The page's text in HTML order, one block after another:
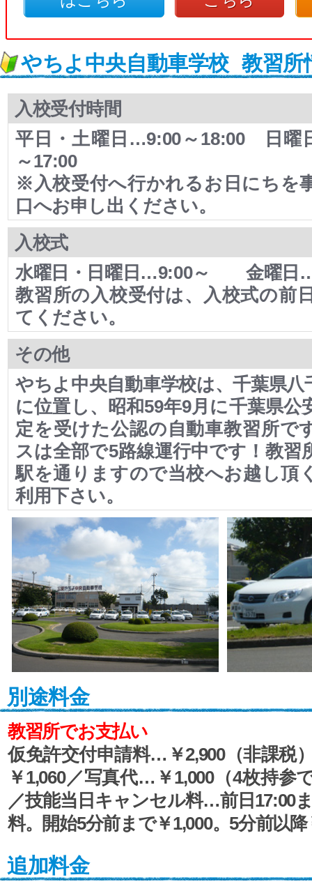
やちよ中央自動車学校 教習所
入校受付時間
平日・土曜日…9:00～18:00 日曜
～17:00
※入校受付へ行かれるお日にちを
口へお申し出ください。
入校式
水曜日・日曜日…9:00～ 金曜日
教習所の入校受付は、入校式の前
てください。
その他
やちよ中央自動車学校は、千葉県八
に位置し、昭和59年9月に千葉県公
定を受けた公認の自動車教習所で
スは全部で5路線運行中です！教習
駅を通りますので当校へお越し頂
利用下さい。
別途料金
教習所でお支払い
仮免許交付申請料…￥2,900（非課税
￥1,060／写真代…￥1,000（4枚持参
／技能当日キャンセル料…前日17:00
料。開始5分前まで￥1,000。5分前以降
追加料金